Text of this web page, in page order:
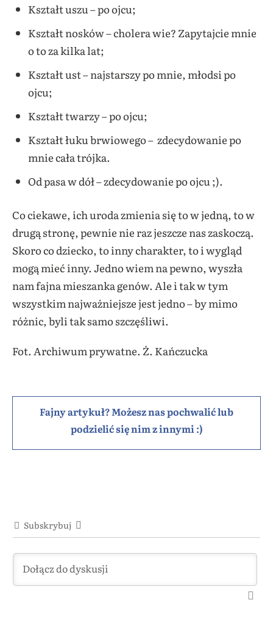
Kształt uszu – po ojcu;
Kształt nosków – cholera wie? Zapytajcie mnie
o to za kilka lat;
Kształt ust – najstarszy po mnie, młodsi po
ojcu;
Kształt twarzy – po ojcu;
Kształt łuku brwiowego – zdecydowanie po
mnie cała trójka.
Od pasa w dół – zdecydowanie po ojcu ;).
Co ciekawe, ich uroda zmienia się to w jedną, to w
drugą stronę, pewnie nie raz jeszcze nas zaskoczą.
Skoro co dziecko, to inny charakter, to i wygląd
mogą mieć inny. Jedno wiem na pewno, wyszła
nam fajna mieszanka genów. Ale i tak w tym
wszystkim najważniejsze jest jedno – by mimo
różnic, byli tak samo szczęśliwi.
Fot. Archiwum prywatne. Ż. Kańczucka
Fajny artykuł? Możesz nas pochwalić lub
podzielić się nim z innymi :)
Subskrybuj